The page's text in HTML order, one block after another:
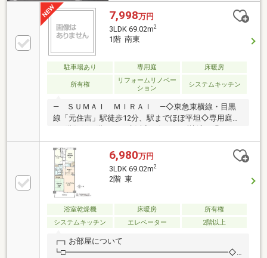
7,998万円
3LDK 69.02m2
1階 南東
駐車場あり 専用庭 床暖房
所有権
リフォームリノベー
ション
システムキッチン
― ＳＵＭＡＩ ＭＩＲＡＩ ―◇東急東横線・目黒
線「元住吉」駅徒歩12分、駅までほぼ平坦◇専用庭付
ます◇リノベーションにより美しく快適に生まれ変わ
るゆとりある3LDK（2026年8月完了予定）◇テラスと
繋がるLDKは14.9帖の広々とした憩いの空間◇水回り
一新！床暖房、食洗機など快適な暮らしを彩る設備も
充実しています【東宝ハウス横浜】提携銀行 横浜銀
行利用可変動金利35年の場合 金利 ０．９２０％
（諸条件あり） 【横浜銀行 提携金利】お問い合わ
せは【フリーダイヤル： ０１２０－７５９－６１
6,980万円
3LDK 69.02m2
2階 東
浴室乾燥機 床暖房
所有権
システムキッチン
エレベーター 2階以上
┏┓お部屋について
┗□━━━━━━━━━━━━━━━━━━━━━◇